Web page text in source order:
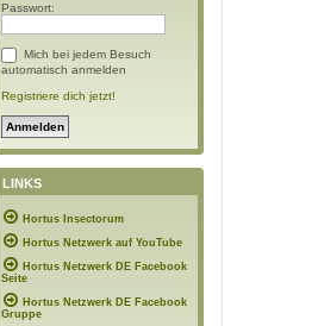
Passwort:
Mich bei jedem Besuch
automatisch anmelden
Registriere dich jetzt!
LINKS
Hortus Insectorum
Hortus Netzwerk auf YouTube
Hortus Netzwerk DE Facebook
Seite
Hortus Netzwerk DE Facebook
Gruppe